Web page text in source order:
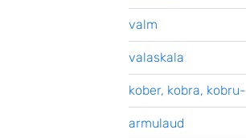
valm
valaskala
kober, kobra, kobru-
armulaud